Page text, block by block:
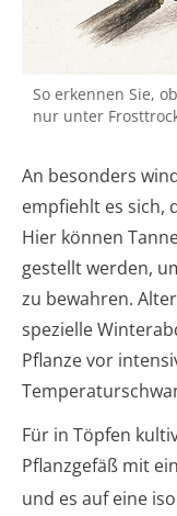
So erkennen Sie,
nur unter
An besonders
empfiehlt es sich,
Hier können
gestellt werden,
zu bewahren.
spezielle
Pflanze vor
Für in Töpfen
Pflanzgefäß mit
und es auf eine